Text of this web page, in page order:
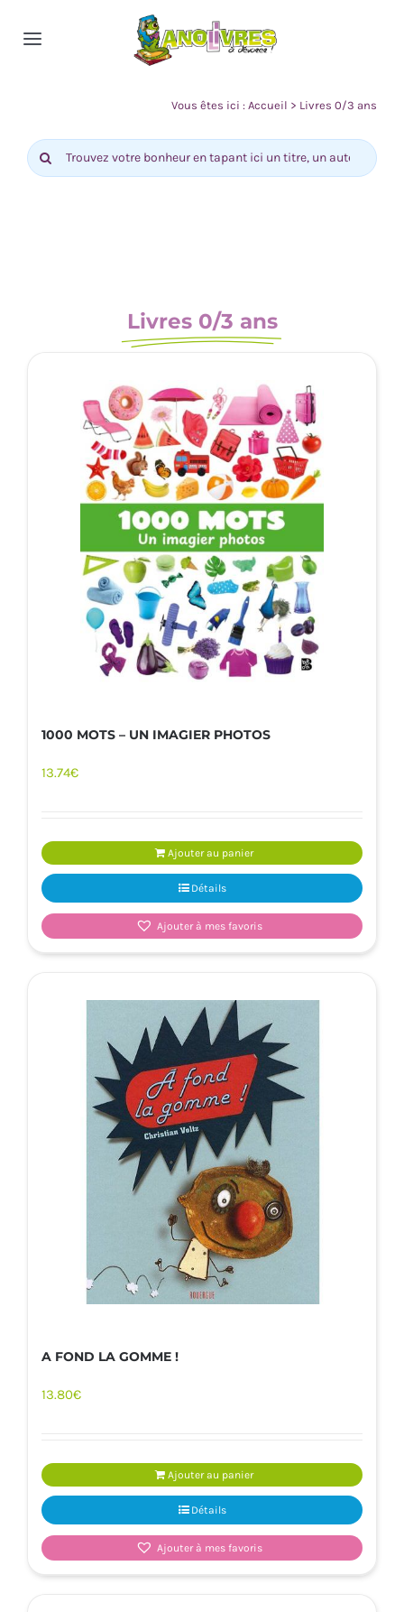
Toggle
Nos rayons
Vous êtes ici :Accueil > Livres 0/3 ans
Rechercher:
Livres 0/3 ans
1000 MOTS – UN IMAGIER PHOTOS
13.74€
Ajouter au panier
Détails
Ajouter à mes favoris
A FOND LA GOMME !
13.80€
Ajouter au panier
Détails
Ajouter à mes favoris